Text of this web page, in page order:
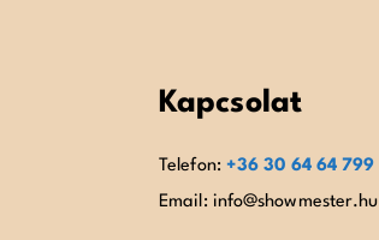
Kapcsolat
Telefon: +36 30 64 64 799
Email: info@showmester.hu